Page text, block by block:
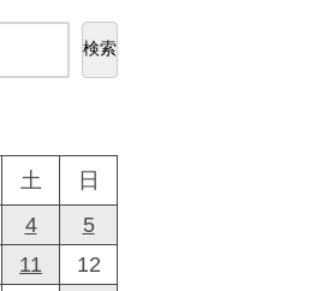
検索
土
日
4
5
11
12